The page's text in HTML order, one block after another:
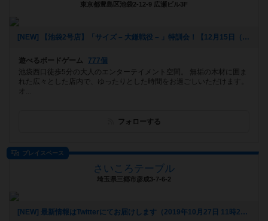
東京都豊島区池袋2-12-9 広瀬ビル3F
[NEW] 【池袋2号店】「サイズ – 大鎌戦役 – 」特訓会！【12月15日（日）】（2019年11月30日 20時39分）
遊べるボードゲーム
777個
池袋西口徒歩5分の大人のエンターテイメント空間。 無垢の木材に囲ま
れた広々とした店内で、ゆったりとした時間をお過ごしいただけます。
オ...
フォローする
プレイスペース
さいころテーブル
埼玉県三郷市彦成3-7-6-2
[NEW] 最新情報はTwitterにてお届けします（2019年10月27日 11時20分）